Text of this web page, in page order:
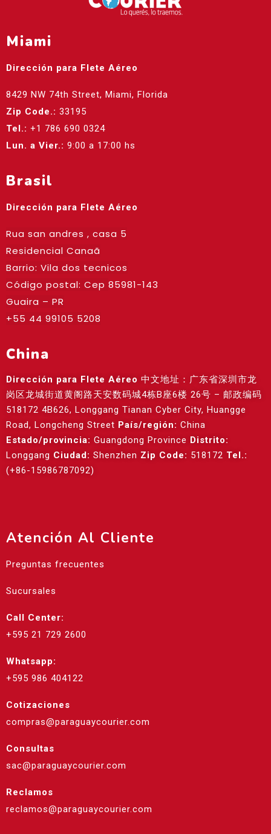
Miami
Dirección para Flete Aéreo
8429 NW 74th Street, Miami, Florida
Zip Code.: 33195
Tel.: +1 786 690 0324
Lun. a Vier.: 9:00 a 17:00 hs
Brasil
Dirección para Flete Aéreo
Rua san andres , casa 5
Residencial Canaã
Barrio: Vila dos tecnicos
Código postal: Cep 85981-143
Guaira – PR
+55 44 99105 5208
China
Dirección para Flete Aéreo 中文地址：广东省深圳市龙
岗区龙城街道黄阁路天安数码城4栋B座6楼 26号 – 邮政编码
518172 4B626, Longgang Tianan Cyber City, Huangge
Road, Longcheng Street País/región: China
Estado/provincia: Guangdong Province Distrito:
Longgang Ciudad: Shenzhen Zip Code: 518172 Tel.:
(+86-15986787092)
Atención Al Cliente
Preguntas frecuentes
Sucursales
Call Center:
+595 21 729 2600
Whatsapp:
+595 986 404122
Cotizaciones
compras@paraguaycourier.com
Consultas
sac@paraguaycourier.com
Reclamos
reclamos@paraguaycourier.com